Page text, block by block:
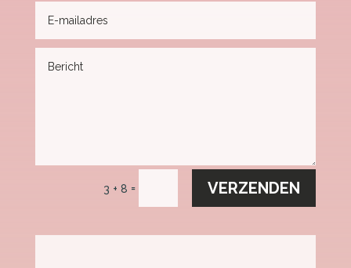
3 + 8 = VERZENDEN